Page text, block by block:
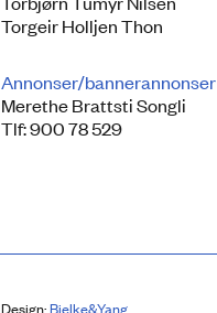
Torgeir Holljen Thon
Annonser/bannerannonser
Merethe Brattsti Songli
Tlf: 900 78 529
Design:Bielke&Yang